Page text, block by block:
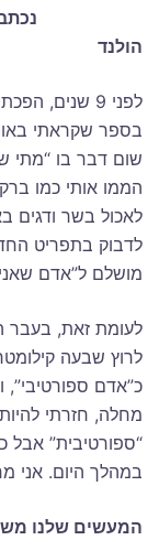
נכתב ע”י
הולנד
לפני 9 שנים,
בספר שקראתי
שום דבר בו “מתי
הממו אותי כמו
לאכול בשר ודגים
לדבוק בתפריט
מושלם ל”אדם
לעומת זאת, בעבר
לרוץ שבעה
כ”אדם
מחלה, חזרתי
“ספורטיבית” אבל
במהלך היום. אני
המעשים שלנו